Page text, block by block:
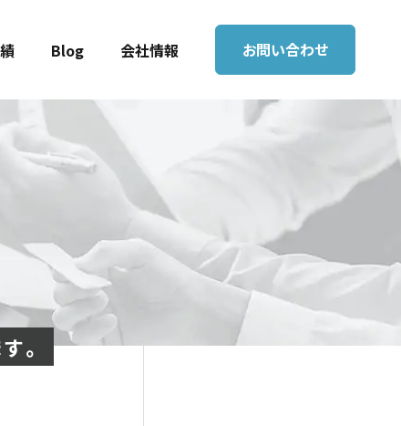
Blog 会社情報 お問い合わせ
。